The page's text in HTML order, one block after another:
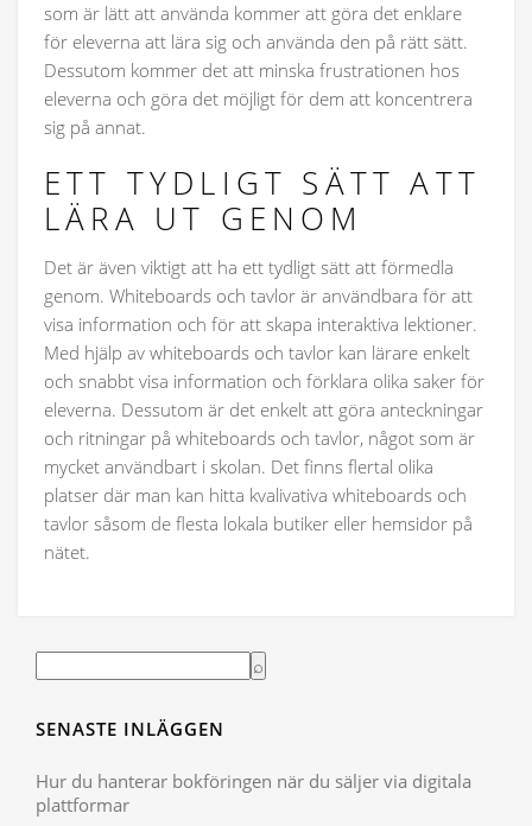
som är lätt att använda kommer att göra det enklare
för eleverna att lära sig och använda den på rätt sätt.
Dessutom kommer det att minska frustrationen hos
eleverna och göra det möjligt för dem att koncentrera
sig på annat.
ETT TYDLIGT SÄTT ATT
LÄRA UT GENOM
Det är även viktigt att ha ett tydligt sätt att förmedla
genom. Whiteboards och tavlor är användbara för att
visa information och för att skapa interaktiva lektioner.
Med hjälp av whiteboards och tavlor kan lärare enkelt
och snabbt visa information och förklara olika saker för
eleverna. Dessutom är det enkelt att göra anteckningar
och ritningar på whiteboards och tavlor, något som är
mycket användbart i skolan. Det finns flertal olika
platser där man kan hitta kvalivativa whiteboards och
tavlor såsom de flesta lokala butiker eller hemsidor på
nätet.
SENASTE INLÄGGEN
Hur du hanterar bokföringen när du säljer via digitala
plattformar